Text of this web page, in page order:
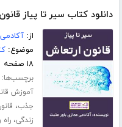
دانلود کتاب سیر تا پیاز
از:
موضوع:
۱۸ صفحه
برچسب‌ها:
آموزش
جذب،
زندگی،